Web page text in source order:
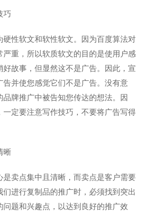
巧
硬性软文和软性软文。因为百度算法对
严重，所以软质软文的目的是使用户感
好故事，但显然这不是广告。因此，宣
告并使您感觉它们不是广告。没有意
品牌推广中被告知您传达的想法。因
一定要注意写作技巧，不要将广告写得
晰
是卖点集中且清晰，而卖点是客户需要
们进行复制品的推广时，必须找到突出
问题和兴趣点，以达到良好的推广效